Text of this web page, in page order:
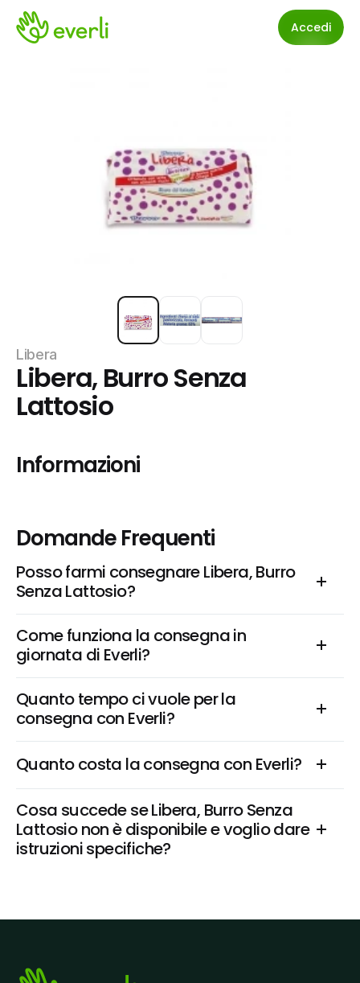
Accedi
Libera
Libera, Burro Senza
Lattosio
Informazioni
Domande Frequenti
Posso farmi consegnare Libera, Burro
Senza Lattosio?
Come funziona la consegna in
giornata di Everli?
Quanto tempo ci vuole per la
consegna con Everli?
Quanto costa la consegna con Everli?
Cosa succede se Libera, Burro Senza
Lattosio non è disponibile e voglio dare
istruzioni specifiche?